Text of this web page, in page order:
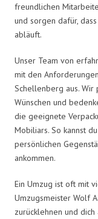
freundlichen
und sorgen dafür,
abläuft.
Unser Team von
mit den
Schellenberg aus. Wir
Wünschen und
die geeignete
Mobiliars. So kannst
persönlichen
ankommen.
Ein Umzug ist oft mit
Umzugsmeister Wolf
zurücklehnen und